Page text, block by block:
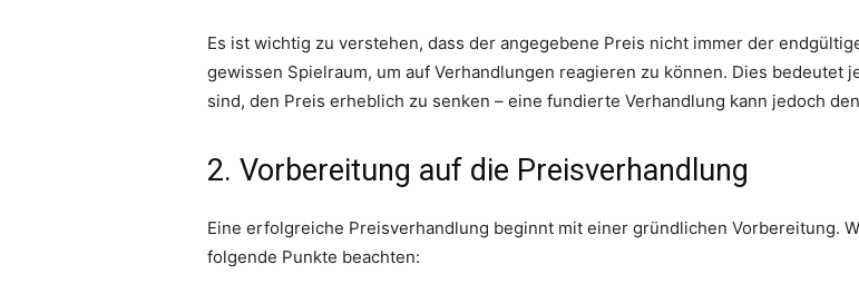
Es ist wichtig zu verstehen, dass der angegebene Preis nicht immer der
gewissen Spielraum, um auf Verhandlungen reagieren zu können. Dies
sind, den Preis erheblich zu senken – eine fundierte Verhandlung kann jedoch
2. Vorbereitung auf die Preisverhandlung
Eine erfolgreiche Preisverhandlung beginnt mit einer gründlichen Vorbereitung.
folgende Punkte beachten: